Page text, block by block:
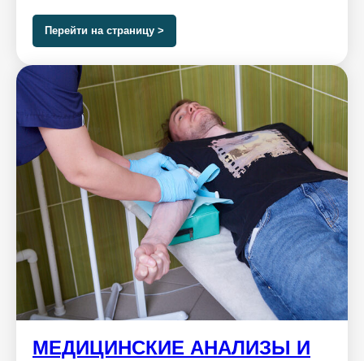
Перейти на страницу >
МЕДИЦИНСКИЕ АНАЛИЗЫ И